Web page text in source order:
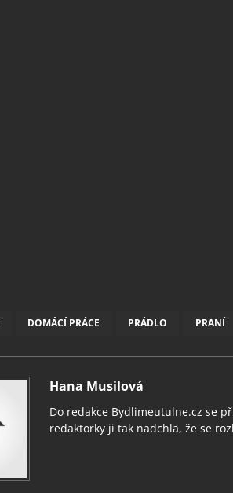
DOMÁCÍ PRÁCE PRÁDLO PRANÍ
Hana Musilová
Do redakce Bydlimeutulne.cz se
redaktorky ji tak nadchla, že se